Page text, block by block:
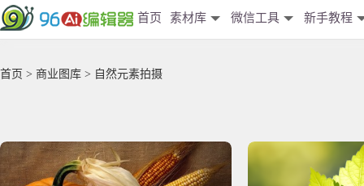
首页 素材库 微信工具 新手教程
首页 > 商业图库 > 自然元素拍摄